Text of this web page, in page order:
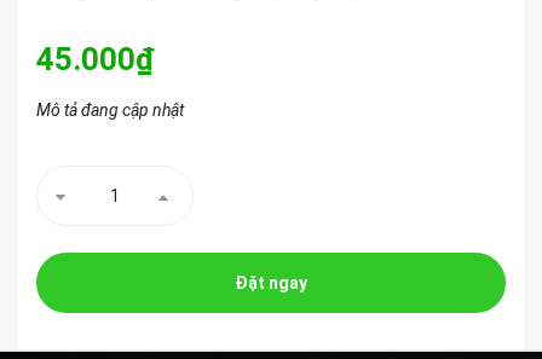
45.000₫
Mô tả đang cập nhật
Đặt ngay